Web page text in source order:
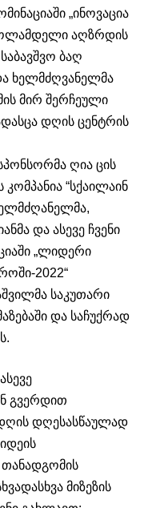
„ინოვაცია
აღზრდის
ბაღ
ხელმძღვანელმა
მირ შერჩეული
დღის ცენტრის
ღია ცის
“სქაილაინ
და ასევე ჩვენი
„ლიდერი
2022“
საკუთარი
და საჩუქრად
გვერდით
დღესასწაულად
თანადგომის
მიზეზის